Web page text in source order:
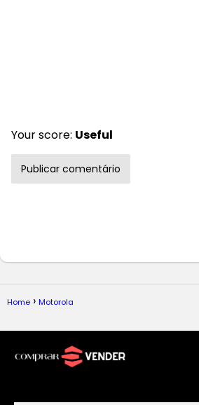
Your score: Useful
Home Motorola